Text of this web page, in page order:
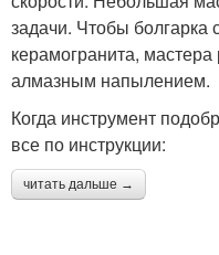
задачи. Чтобы болгарка
керамогранита,
алмазным напылением.
Когда инструмент
все по инструкции:
читать дальше →